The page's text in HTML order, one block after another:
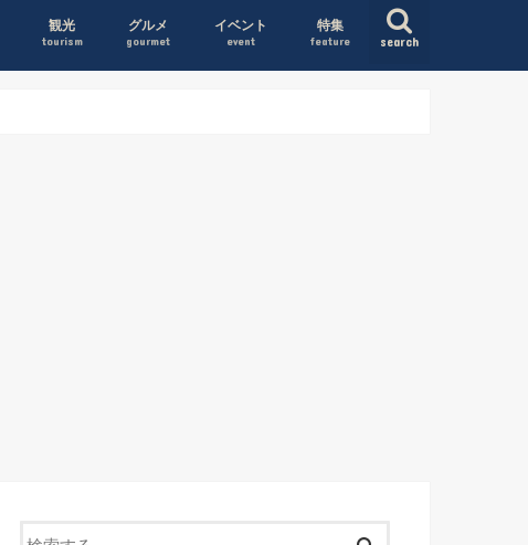
search
観光
tourism
グルメ
gourmet
イベント
event
特集
feature